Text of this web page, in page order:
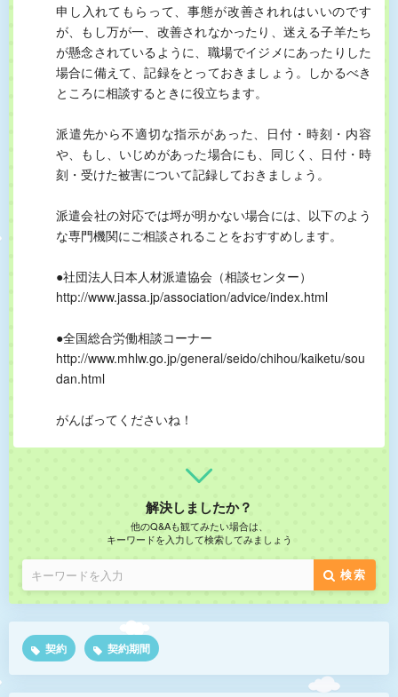
申し入れてもらって、事態が改善されれはいいのです
が、もし万が一、改善されなかったり、迷える子羊たち
が懸念されているように、職場でイジメにあったりした
場合に備えて、記録をとっておきましょう。しかるべき
ところに相談するときに役立ちます。
派遣先から不適切な指示があった、日付・時刻・内容
や、もし、いじめがあった場合にも、同じく、日付・時
刻・受けた被害について記録しておきましょう。
派遣会社の対応では埒が明かない場合には、以下のよう
な専門機関にご相談されることをおすすめします。
●社団法人日本人材派遣協会（相談センター）
http://www.jassa.jp/association/advice/index.html
●全国総合労働相談コーナー
http://www.mhlw.go.jp/general/seido/chihou/kaiketu/sou
dan.html
がんばってくださいね！
解決しましたか？
他のQ&Aも観てみたい場合は、
キーワードを入力して検索してみましょう
検索
契約 契約期間